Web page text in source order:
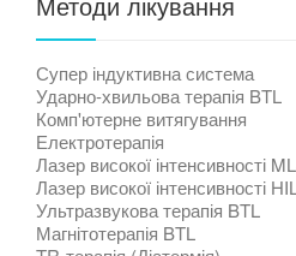
Супер індуктивна система
Ударно-хвильова терапія BTL
Комп'ютерне витягування
Електротерапія
Лазер високої інтенсивності
Лазер високої інтенсивності
Ультразвукова терапія BTL
Магнітотерапія BTL